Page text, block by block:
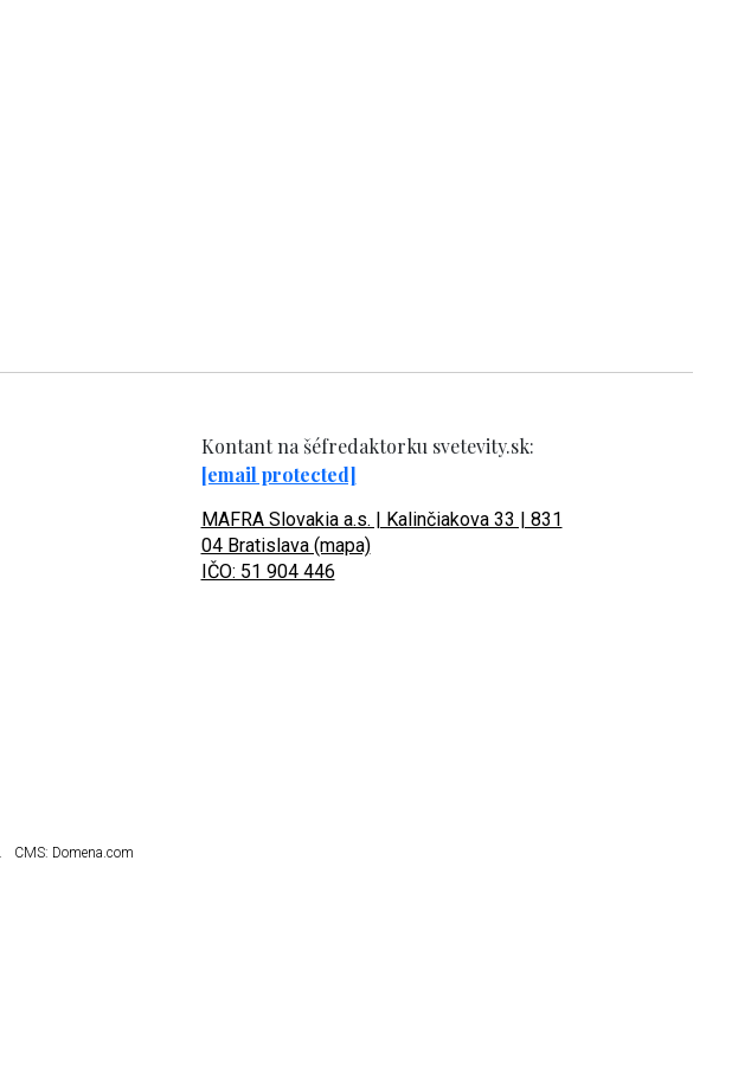
Kontant na šéfredaktorku svetevity.sk:
[email protected]
MAFRA Slovakia a.s. | Kalinčiakova 33 | 831
04 Bratislava (mapa)
IČO: 51 904 446
CMS: Domena.com